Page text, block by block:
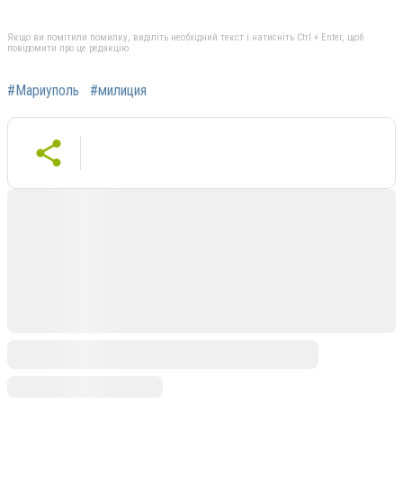
Якщо ви помітили помилку, виділіть необхідний текст і натисніть Ctrl + Enter, щоб
повідомити про це редакцію
#Мариуполь #милиция